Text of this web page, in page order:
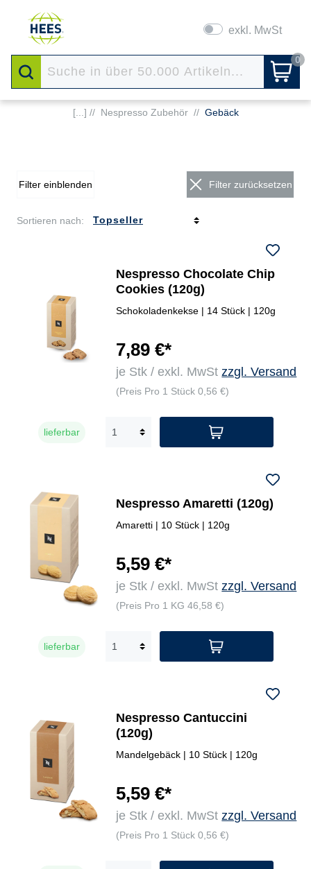
exkl. MwSt
0
[...] // Nespresso Zubehör // Gebäck
Filter einblenden Filter zurücksetzen
Sortieren nach:
Nespresso Chocolate Chip
Cookies (120g)
Schokoladenkekse | 14 Stück | 120g
7,89 €*
je Stk / exkl. MwStzzgl. Versand
(Preis Pro 1 Stück 0,56 €)
lieferbar
Nespresso Amaretti (120g)
Amaretti | 10 Stück | 120g
5,59 €*
je Stk / exkl. MwStzzgl. Versand
(Preis Pro 1 KG 46,58 €)
lieferbar
Nespresso Cantuccini
(120g)
Mandelgebäck | 10 Stück | 120g
5,59 €*
je Stk / exkl. MwStzzgl. Versand
(Preis Pro 1 Stück 0,56 €)